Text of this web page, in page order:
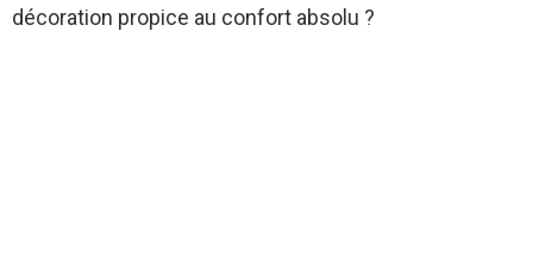
décoration propice au confort absolu ?